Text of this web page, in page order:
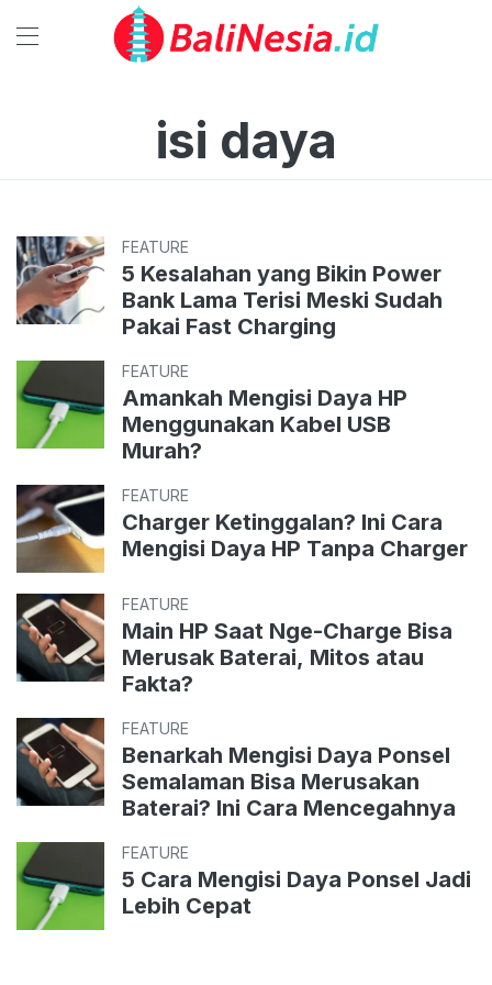
isi daya
FEATURE
5 Kesalahan yang Bikin Power
Bank Lama Terisi Meski Sudah
Pakai Fast Charging
FEATURE
Amankah Mengisi Daya HP
Menggunakan Kabel USB
Murah?
FEATURE
Charger Ketinggalan? Ini Cara
Mengisi Daya HP Tanpa Charger
FEATURE
Main HP Saat Nge-Charge Bisa
Merusak Baterai, Mitos atau
Fakta?
FEATURE
Benarkah Mengisi Daya Ponsel
Semalaman Bisa Merusakan
Baterai? Ini Cara Mencegahnya
FEATURE
5 Cara Mengisi Daya Ponsel Jadi
Lebih Cepat